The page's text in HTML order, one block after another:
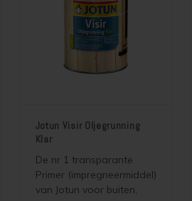
Jotun Visir Oljegrunning
Klar
De nr 1 transparante
Primer (impregneermiddel)
van Jotun voor buiten,